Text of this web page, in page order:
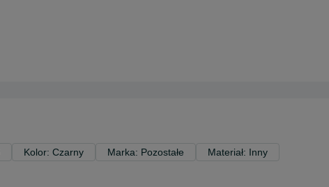
Kolor: Czarny Marka: Pozostałe Materiał: Inny